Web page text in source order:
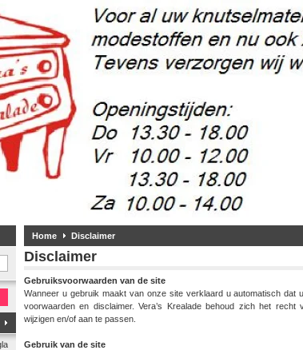
gr.(2)
Home Disclaimer
Disclaimer
Gebruiksvoorwaarden van de site
Wanneer u gebruik maakt van onze site verklaard u automatisch dat
voorwaarden en disclaimer. Vera’s Krealade behoud zich het
wijzigen en/of aan te passen.
Gebruik van de site